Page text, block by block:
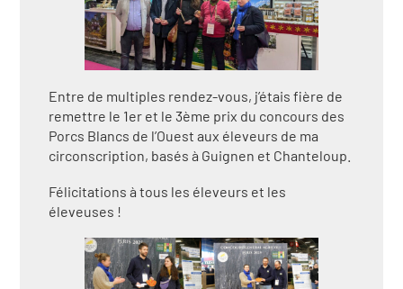
Entre de multiples rendez-vous, j’étais fière de
remettre le 1er et le 3ème prix du concours des
Porcs Blancs de l’Ouest aux éleveurs de ma
circonscription, basés à Guignen et Chanteloup.
Félicitations à tous les éleveurs et les
éleveuses !